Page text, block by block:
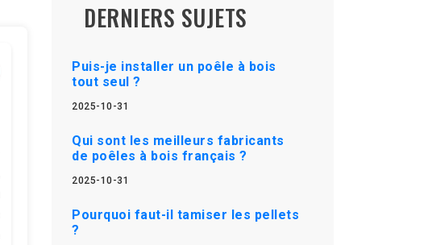
DERNIERS SUJETS
Puis-je installer un poêle à bois
tout seul ?
2025-10-31
Qui sont les meilleurs fabricants
de poêles à bois français ?
2025-10-31
Pourquoi faut-il tamiser les pellets
?